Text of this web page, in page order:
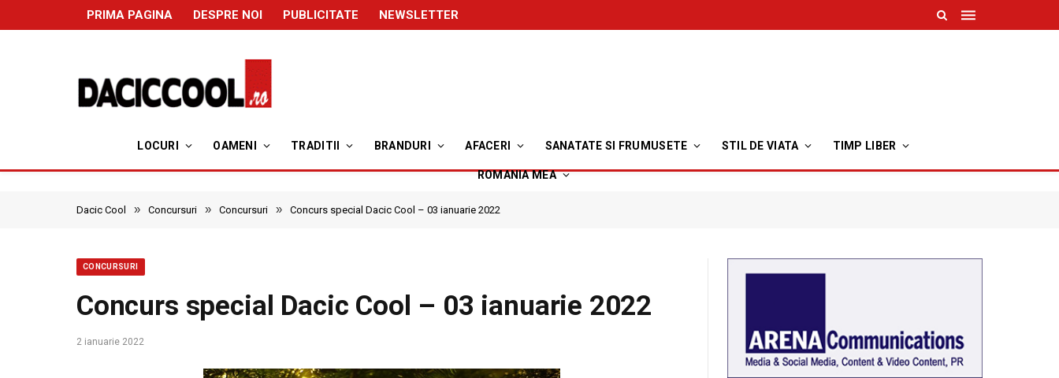
PRIMA PAGINA DESPRE NOI PUBLICITATE NEWSLETTER
LOCURI OAMENI TRADITII BRANDURI AFACERI SANATATE SI FRUMUSETE STIL DE VIATA TIMP LIBER
ROMANIA MEA
Dacic Cool » Concursuri » Concursuri » Concurs special Dacic Cool – 03 ianuarie 2022
CONCURSURI
Concurs special Dacic Cool – 03 ianuarie 2022
2 ianuarie 2022